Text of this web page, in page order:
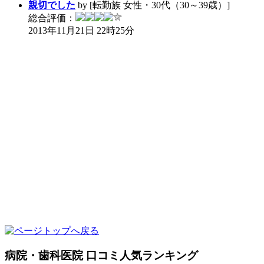
親切でした by [転勤族 女性・30代（30～39歳）]
総合評価：
2013年11月21日 22時25分
病院・歯科医院 口コミ人気ランキング